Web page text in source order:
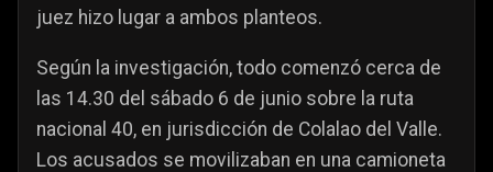
juez hizo lugar a ambos planteos.
Según la investigación, todo comenzó cerca de
las 14.30 del sábado 6 de junio sobre la ruta
nacional 40, en jurisdicción de Colalao del Valle.
Los acusados se movilizaban en una camioneta